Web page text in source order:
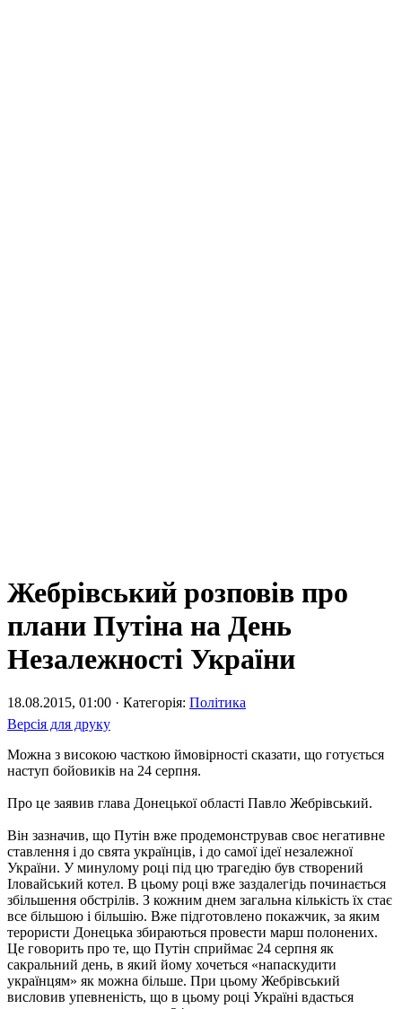
Жебрівський розповів про
плани Путіна на День
Незалежності України
18.08.2015, 01:00 · Категорія: Політика
Версія для друку
Можна з високою часткою ймовірності сказати, що готується
наступ бойовиків на 24 серпня.
Про це заявив глава Донецької області Павло Жебрівський.
Він зазначив, що Путін вже продемонстрував своє негативне
ставлення і до свята українців, і до самої ідеї незалежної
України. У минулому році під цю трагедію був створений
Іловайський котел. В цьому році вже заздалегідь починається
збільшення обстрілів. З кожним днем загальна кількість їх стає
все більшою і більшію. Вже підготовлено покажчик, за яким
терористи Донецька збираються провести марш полонених.
Це говорить про те, що Путін сприймає 24 серпня як
сакральний день, в який йому хочеться «напаскудити
українцям» як можна більше. При цьому Жебрівський
висловив упевненість, що в цьому році Україні вдасться